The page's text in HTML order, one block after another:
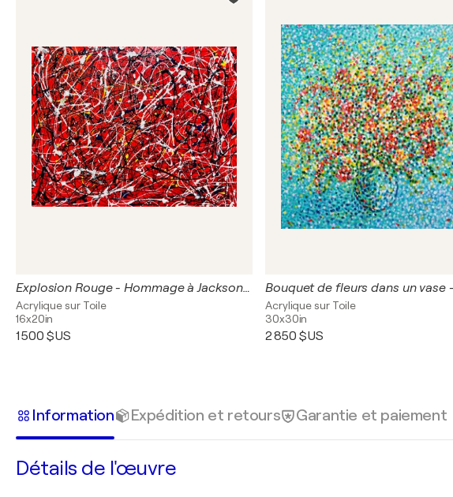
Explosion Rouge - Hommage à Jackson Pollock | Peinture Abstraite Énergie Passionnée
Acrylique sur Toile
16x20in
1 500 $US
Acrylique sur Toile
30x30in
2 850 $US
Information Expédition et retours Garantie et paiement
Détails de l'œuvre